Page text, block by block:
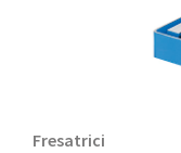
Fresatrici